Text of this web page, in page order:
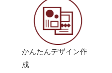
かんたんデザイン作
成